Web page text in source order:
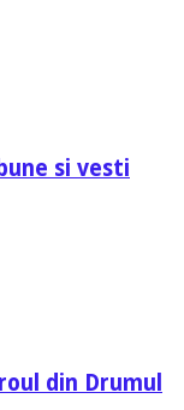
si vesti
din Drumul